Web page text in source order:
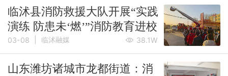
临沭县消防救援大队开展“实践
演练 防患未‘燃’”消防教育进校
园活动
03-08 临沭融媒 38.1W
山东潍坊诸城市龙都街道：消